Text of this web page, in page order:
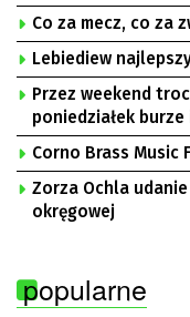
Co za mecz, co za
Lebiediew
Przez weekend
poniedziałek burze
Corno Brass Music
Zorza Ochla
okręgowej
popularne